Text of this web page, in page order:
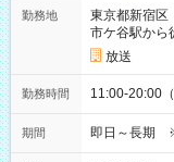
勤務地
東京都新宿区
市ケ谷駅から
放送
勤務時間 11:00-20:00
期間 即日～長期